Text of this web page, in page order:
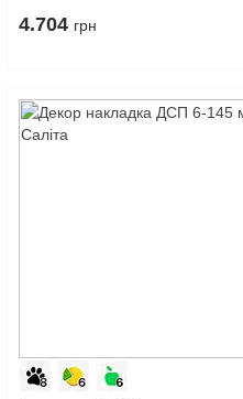
4.704 грн